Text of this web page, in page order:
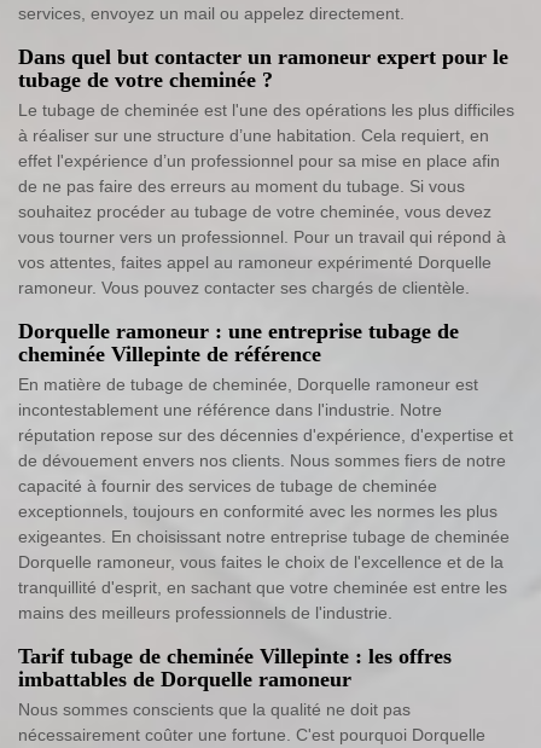
services, envoyez un mail ou appelez directement.
Dans quel but contacter un ramoneur expert pour le
tubage de votre cheminée ?
Le tubage de cheminée est l'une des opérations les plus difficiles
à réaliser sur une structure d’une habitation. Cela requiert, en
effet l'expérience d’un professionnel pour sa mise en place afin
de ne pas faire des erreurs au moment du tubage. Si vous
souhaitez procéder au tubage de votre cheminée, vous devez
vous tourner vers un professionnel. Pour un travail qui répond à
vos attentes, faites appel au ramoneur expérimenté Dorquelle
ramoneur. Vous pouvez contacter ses chargés de clientèle.
Dorquelle ramoneur : une entreprise tubage de
cheminée Villepinte de référence
En matière de tubage de cheminée, Dorquelle ramoneur est
incontestablement une référence dans l'industrie. Notre
réputation repose sur des décennies d'expérience, d'expertise et
de dévouement envers nos clients. Nous sommes fiers de notre
capacité à fournir des services de tubage de cheminée
exceptionnels, toujours en conformité avec les normes les plus
exigeantes. En choisissant notre entreprise tubage de cheminée
Dorquelle ramoneur, vous faites le choix de l'excellence et de la
tranquillité d'esprit, en sachant que votre cheminée est entre les
mains des meilleurs professionnels de l'industrie.
Tarif tubage de cheminée Villepinte : les offres
imbattables de Dorquelle ramoneur
Nous sommes conscients que la qualité ne doit pas
nécessairement coûter une fortune. C'est pourquoi Dorquelle